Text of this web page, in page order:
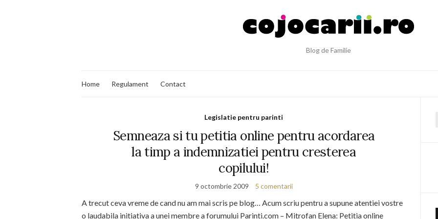
Blog de Familie
Home Regulament Contact
Legislatie pentru parinti
Semneaza si tu petitia online pentru acordarea
la timp a indemnizatiei pentru cresterea
copilului!
9 octombrie 2009 5 comentarii
A trecut ceva vreme de cand nu am mai scris pe blog… Acum scriu pentru a supune atentiei vostre
o laudabila initiativa a unei membre a forumului Parinti.com – Mitrofan Elena: Petitia online